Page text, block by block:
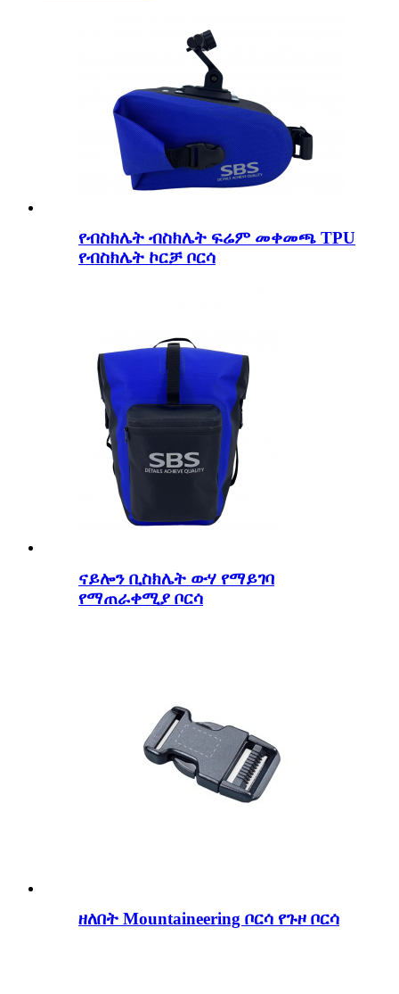
የብስክሌት ብስክሌት ፍሬም መቀመጫ TPU
የብስክሌት ኮርቻ ቦርሳ
ናይሎን ቢስክሌት ውሃ የማይገባ
የማጠራቀሚያ ቦርሳ
ዘለበት Mountaineering ቦርሳ የጉዞ ቦርሳ